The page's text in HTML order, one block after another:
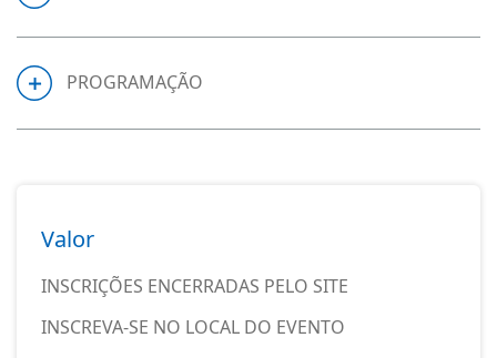
PROGRAMAÇÃO
Valor
INSCRIÇÕES ENCERRADAS PELO SITE
INSCREVA-SE NO LOCAL DO EVENTO